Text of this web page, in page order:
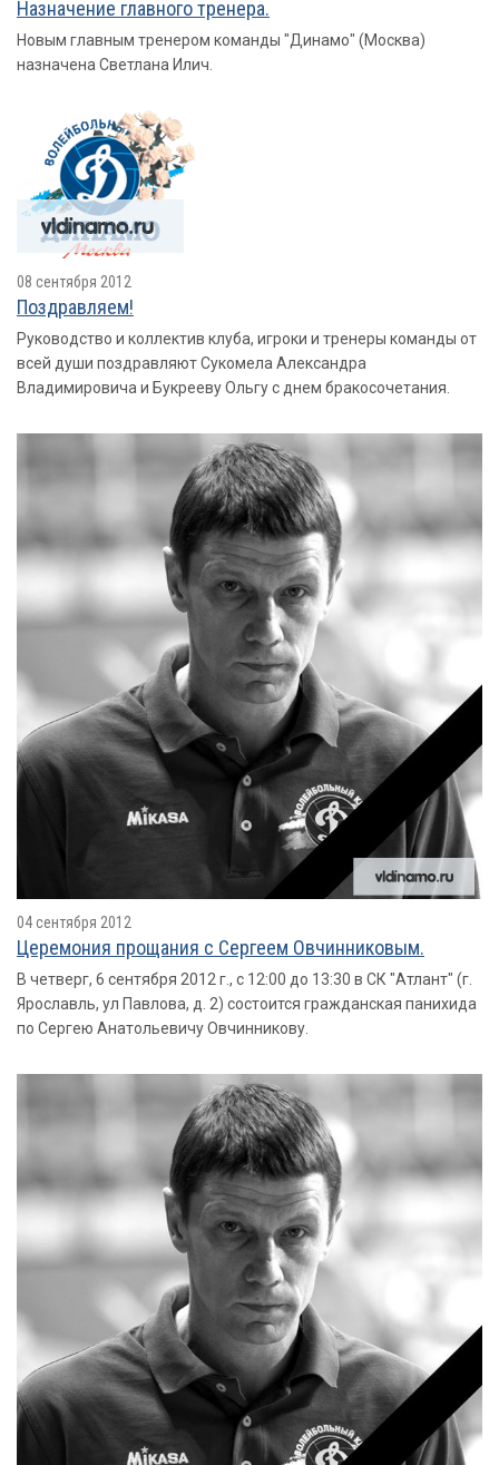
Назначение главного тренера.
Новым главным тренером команды "Динамо" (Москва)
назначена Светлана Илич.
08 сентября 2012
Поздравляем!
Руководство и коллектив клуба, игроки и тренеры команды от
всей души поздравляют Сукомела Александра
Владимировича и Букрееву Ольгу с днем бракосочетания.
04 сентября 2012
Церемония прощания с Сергеем Овчинниковым.
В четверг, 6 сентября 2012 г., с 12:00 до 13:30 в СК "Атлант" (г.
Ярославль, ул Павлова, д. 2) состоится гражданская панихида
по Сергею Анатольевичу Овчинникову.